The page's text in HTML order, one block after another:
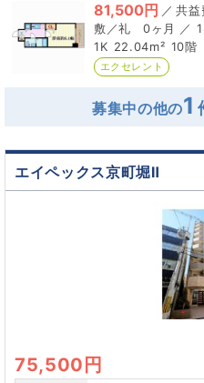
81,500円 ／
0ヶ月 ／ 1
1K 22.04m² 10階
エクセレント
募集中の他の1
エイペックス京町堀Ⅱ
75,500円